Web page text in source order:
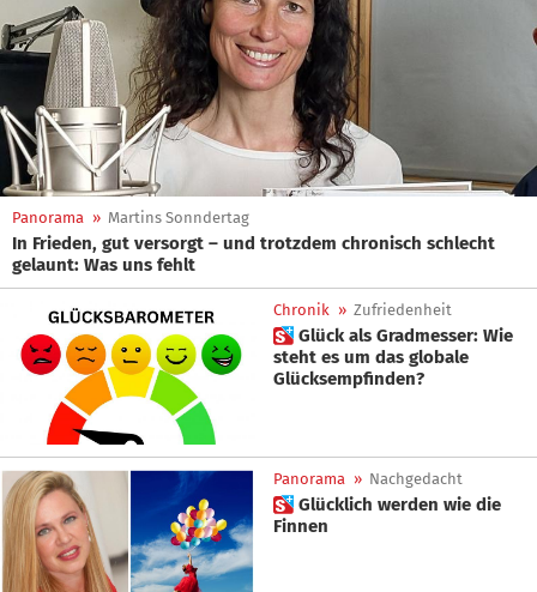
Panorama » Martins Sonndertag
In Frieden, gut versorgt – und trotzdem chronisch schlecht
gelaunt: Was uns fehlt
Chronik » Zufriedenheit
 Glück als Gradmesser: Wie
steht es um das globale
Glücksempfinden?
Panorama » Nachgedacht
 Glücklich werden wie die
Finnen